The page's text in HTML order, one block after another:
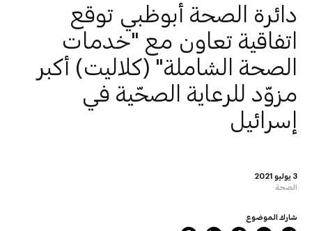
3 يوليو 2021
الصحة
دائرة الصحة أبوظبي توقع
اتفاقية تعاون مع "خدمات
الصحة الشاملة" (كلاليت) أكبر
مزوّد للرعاية الصحّية في
إسرائيل
شارك الموضوع